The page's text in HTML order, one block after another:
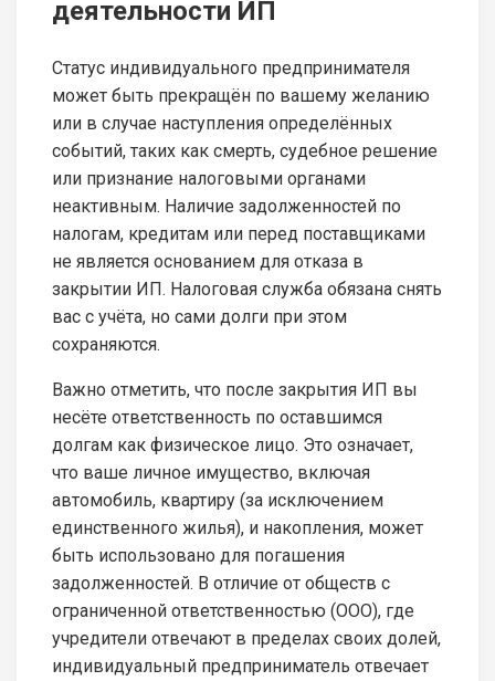
деятельности ИП
Статус индивидуального предпринимателя
может быть прекращён по вашему желанию
или в случае наступления определённых
событий, таких как смерть, судебное решение
или признание налоговыми органами
неактивным. Наличие задолженностей по
налогам, кредитам или перед поставщиками
не является основанием для отказа в
закрытии ИП. Налоговая служба обязана снять
вас с учёта, но сами долги при этом
сохраняются.
Важно отметить, что после закрытия ИП вы
несёте ответственность по оставшимся
долгам как физическое лицо. Это означает,
что ваше личное имущество, включая
автомобиль, квартиру (за исключением
единственного жилья), и накопления, может
быть использовано для погашения
задолженностей. В отличие от обществ с
ограниченной ответственностью (ООО), где
учредители отвечают в пределах своих долей,
индивидуальный предприниматель отвечает